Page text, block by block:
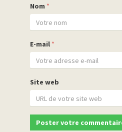
Nom *
E-mail *
Site web